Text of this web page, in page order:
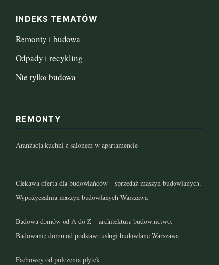
INDEKS TEMATÓW
Remonty i budowa
Odpady i recykling
Nie tylko budowa
REMONTY
Aranżacja kuchni z salonem w apartamencie
Ciekawa oferta dla budowlańców – sprzedaż maszyn budowlanych.
Wypożyczalnia maszyn budowlanych Warszawa
Budowa domów od A do Z – architektura budownictwo.
Budowanie domu od podstaw: usługi budowlane Warszawa
Fachowcy od położenia płytek